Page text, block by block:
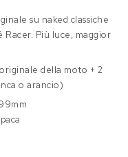
su naked classiche
Più luce, maggior
della moto + 2
o arancio)